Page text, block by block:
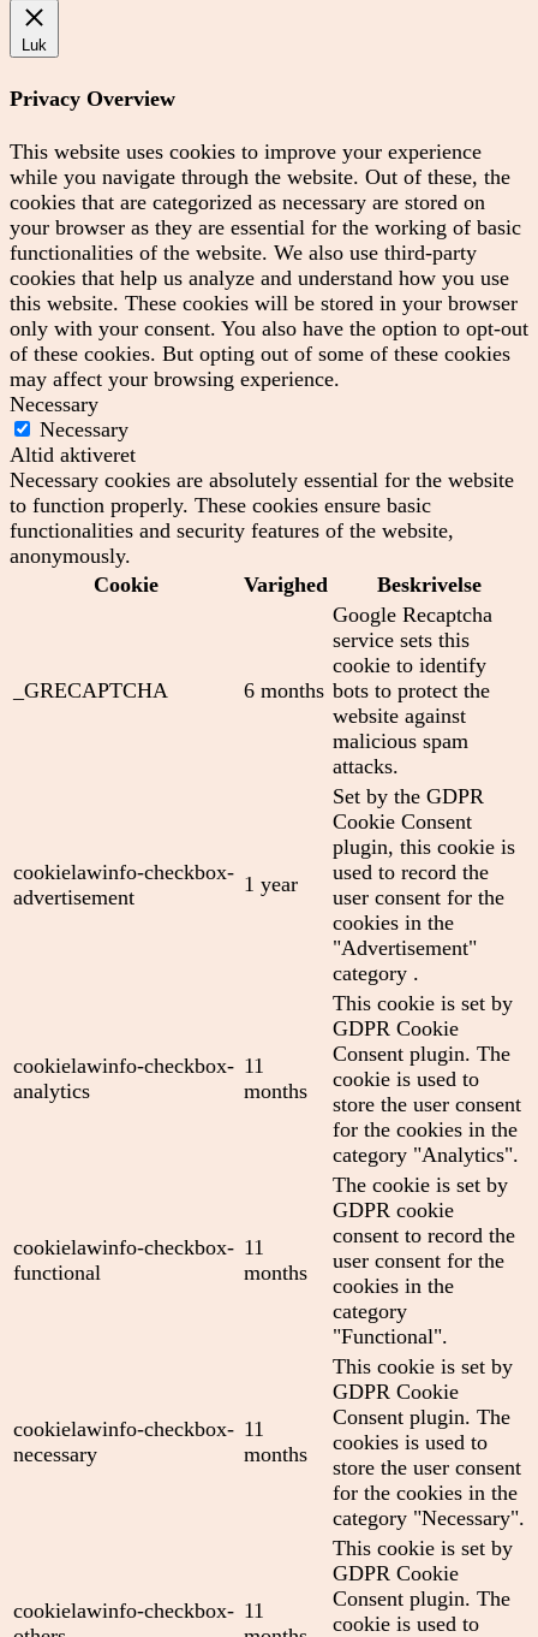
Luk
Privacy Overview
This website uses cookies to improve your experience
while you navigate through the website. Out of these, the
cookies that are categorized as necessary are stored on
your browser as they are essential for the working of basic
functionalities of the website. We also use third-party
cookies that help us analyze and understand how you use
this website. These cookies will be stored in your browser
only with your consent. You also have the option to opt-out
of these cookies. But opting out of some of these cookies
may affect your browsing experience.
Necessary
Necessary
Altid aktiveret
Necessary cookies are absolutely essential for the website
to function properly. These cookies ensure basic
functionalities and security features of the website,
anonymously.
Cookie
Varighed Beskrivelse
_GRECAPTCHA 6 months
Google Recaptcha
service sets this
cookie to identify
bots to protect the
website against
malicious spam
attacks.
cookielawinfo-checkbox-
advertisement
1 year
Set by the GDPR
Cookie Consent
plugin, this cookie is
used to record the
user consent for the
cookies in the
"Advertisement"
category .
cookielawinfo-checkbox-
analytics
11
months
This cookie is set by
GDPR Cookie
Consent plugin. The
cookie is used to
store the user consent
for the cookies in the
category "Analytics".
cookielawinfo-checkbox-
functional
11
months
The cookie is set by
GDPR cookie
consent to record the
user consent for the
cookies in the
category
"Functional".
cookielawinfo-checkbox-
necessary
11
months
This cookie is set by
GDPR Cookie
Consent plugin. The
cookies is used to
store the user consent
for the cookies in the
category "Necessary".
cookielawinfo-checkbox- 11
This cookie is set by
GDPR Cookie
Consent plugin. The
cookie is used to